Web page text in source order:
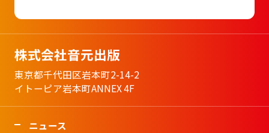
株式会社音元出版
東京都千代田区岩本町2-14-2
イトーピア岩本町ANNEX 4F
ニュース